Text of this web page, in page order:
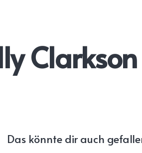
Clarkson
Das könnte dir auch